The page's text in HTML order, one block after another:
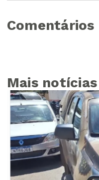
Comentários
Mais notícias